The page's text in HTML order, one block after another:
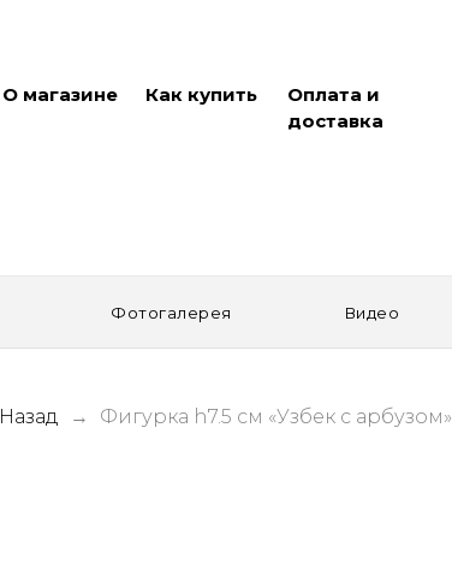
О магазине Как купить
Оплата и
доставка
Фотогалерея Видео
Назад Фигурка h7.5 см «Узбек с арбузом»